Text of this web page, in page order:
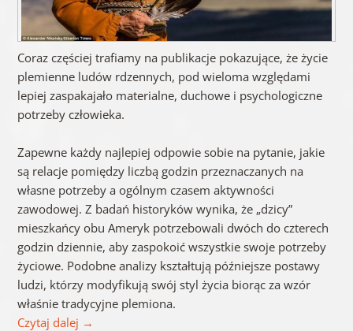
Coraz częściej trafiamy na publikacje pokazujące, że życie
plemienne ludów rdzennych, pod wieloma względami
lepiej zaspakajało materialne, duchowe i psychologiczne
potrzeby człowieka.
Zapewne każdy najlepiej odpowie sobie na pytanie, jakie
są relacje pomiędzy liczbą godzin przeznaczanych na
własne potrzeby a ogólnym czasem aktywności
zawodowej. Z badań historyków wynika, że „dzicy”
mieszkańcy obu Ameryk potrzebowali dwóch do czterech
godzin dziennie, aby zaspokoić wszystkie swoje potrzeby
życiowe. Podobne analizy kształtują późniejsze postawy
ludzi, którzy modyfikują swój styl życia biorąc za wzór
właśnie tradycyjne plemiona.
Czytaj dalej →